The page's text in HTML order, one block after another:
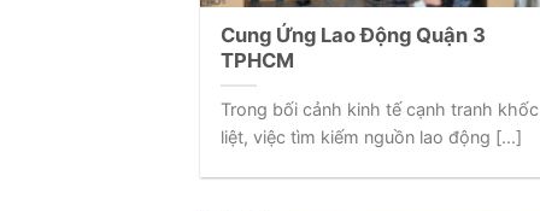
Cung Ứng Lao Động Quận 3
TPHCM
Trong bối cảnh kinh tế cạnh tranh khốc
liệt, việc tìm kiếm nguồn lao động [...]